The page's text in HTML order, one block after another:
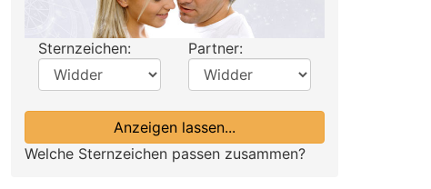
Sternzeichen: Partner:
Anzeigen lassen...
Welche Sternzeichen passen zusammen?